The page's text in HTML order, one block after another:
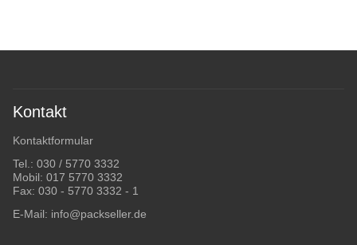
Kontakt
Kontaktformular
Tel.: 030 / 5770 3332
Mobil: 017 5770 3332
Fax: 030 - 5770 3332 - 1
E-Mail: info@packseller.de